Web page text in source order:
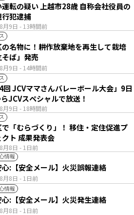
月9日 - 13時間前
転の疑い 上越市28歳 自称会社役員の
犯逮捕
月9日 - 14時間前
名物に！耕作放棄地を再生して栽培
そば」発売
月9日 - 18時間前
回 JCVママさんバレーボール大会」9日
JCVスペシャルで放送！
月8日 - 1日前
「むらづくり」！ 移住・定住促進プ
クト 成果発表会
情報
月8日 - 1日前
:【安全メール】火災誤報連絡
情報
月8日 - 1日前
:【安全メール】火災発生連絡